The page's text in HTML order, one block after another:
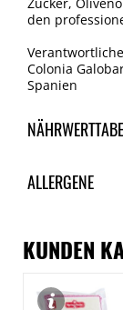
den
Colonia
Spanien
je 100g
Fett
38.5 g
ALLERGENE
Spuren /
Eier
Spuren
KUNDEN